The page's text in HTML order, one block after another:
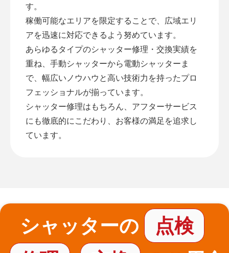
す。
稼働可能なエリアを限定することで、広域エリ
アを迅速に対応できるよう努めています。
あらゆるタイプのシャッター修理・交換実績を
重ね、手動シャッターから電動シャッターま
で、幅広いノウハウと高い技術力を持ったプロ
フェッショナルが揃っています。
シャッター修理はもちろん、アフターサービス
にも徹底的にこだわり、お客様の満足を追求し
ています。
シャッターの
点検